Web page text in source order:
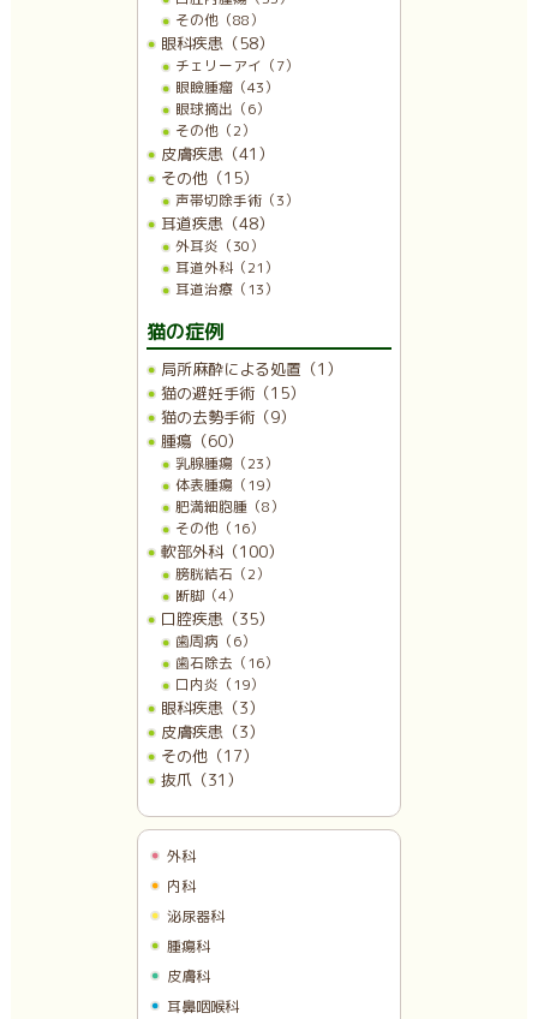
その他（88）
眼科疾患（58）
チェリーアイ（7）
眼瞼腫瘤（43）
眼球摘出（6）
その他（2）
皮膚疾患（41）
その他（15）
声帯切除手術（3）
耳道疾患（48）
外耳炎（30）
耳道外科（21）
耳道治療（13）
猫の症例
局所麻酔による処置（1）
猫の避妊手術（15）
猫の去勢手術（9）
腫瘍（60）
乳腺腫瘍（23）
体表腫瘍（19）
肥満細胞腫（8）
その他（16）
軟部外科（100）
膀胱結石（2）
断脚（4）
口腔疾患（35）
歯周病（6）
歯石除去（16）
口内炎（19）
眼科疾患（3）
皮膚疾患（3）
その他（17）
抜爪（31）
外科
内科
泌尿器科
腫瘍科
皮膚科
耳鼻咽喉科